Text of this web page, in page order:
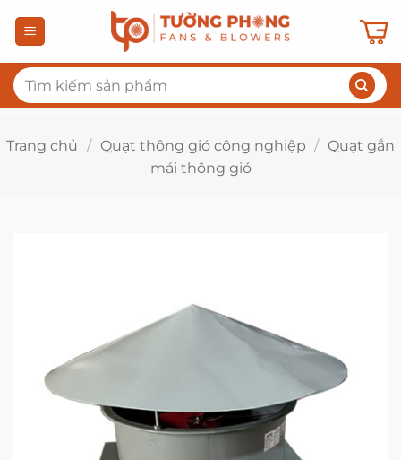
qua
dung
Tìm
kiếm:
Trang chủ / Quạt thông gió công nghiệp / Quạt gắn
mái thông gió